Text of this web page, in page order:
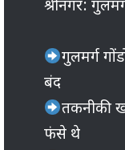
श्रीनगर:
गुलमर्ग
बंद
तकनीकी
फंसे थे